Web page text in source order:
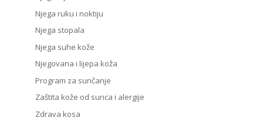
Njega ruku i noktiju
Njega stopala
Njega suhe kože
Njegovana i lijepa koža
Program za sunčanje
Zaštita kože od sunca i alergije
Zdrava kosa